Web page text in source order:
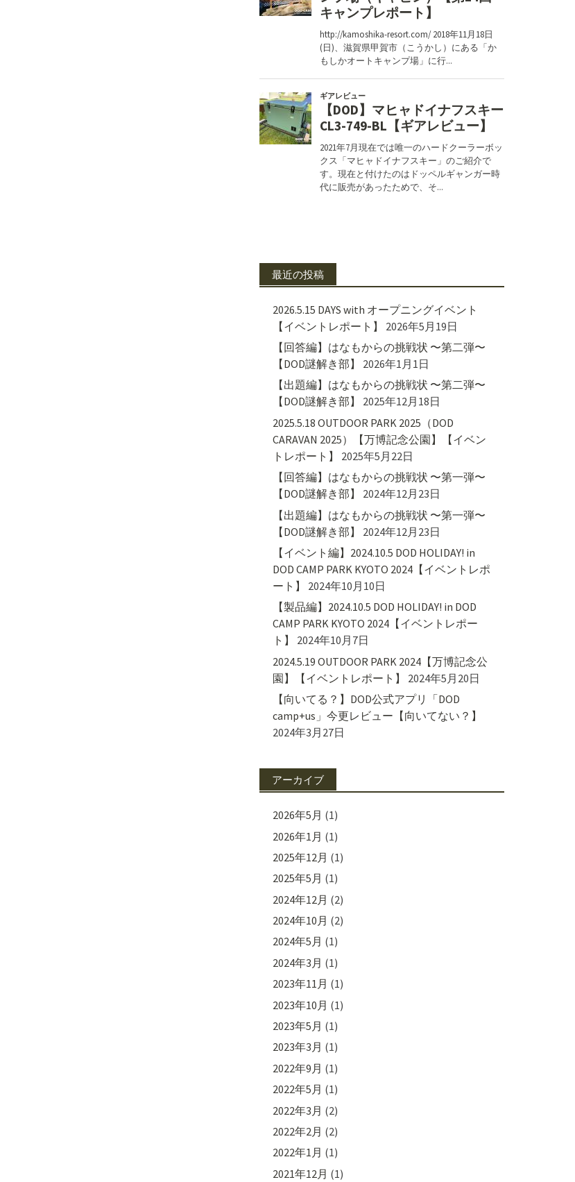
最近の投稿
2026.5.15 DAYS with オープニングイベント
【イベントレポート】
2026年5月19日
【回答編】はなもからの挑戦状 〜第二弾〜
【DOD謎解き部】
2026年1月1日
【出題編】はなもからの挑戦状 〜第二弾〜
【DOD謎解き部】
2025年12月18日
2025.5.18 OUTDOOR PARK 2025（DOD
CARAVAN 2025）【万博記念公園】【イベン
トレポート】
2025年5月22日
【回答編】はなもからの挑戦状 〜第一弾〜
【DOD謎解き部】
2024年12月23日
【出題編】はなもからの挑戦状 〜第一弾〜
【DOD謎解き部】
2024年12月23日
【イベント編】2024.10.5 DOD HOLIDAY! in
DOD CAMP PARK KYOTO 2024【イベントレポ
ート】
2024年10月10日
【製品編】2024.10.5 DOD HOLIDAY! in DOD
CAMP PARK KYOTO 2024【イベントレポー
ト】
2024年10月7日
2024.5.19 OUTDOOR PARK 2024【万博記念公
園】【イベントレポート】
2024年5月20日
【向いてる？】DOD公式アプリ「DOD
camp+us」今更レビュー【向いてない？】
2024年3月27日
アーカイブ
2026年5月 (1)
2026年1月 (1)
2025年12月 (1)
2025年5月 (1)
2024年12月 (2)
2024年10月 (2)
2024年5月 (1)
2024年3月 (1)
2023年11月 (1)
2023年10月 (1)
2023年5月 (1)
2023年3月 (1)
2022年9月 (1)
2022年5月 (1)
2022年3月 (2)
2022年2月 (2)
2022年1月 (1)
2021年12月 (1)